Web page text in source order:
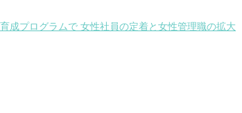
成プログラムで 女性社員の定着と女性管理職の拡大